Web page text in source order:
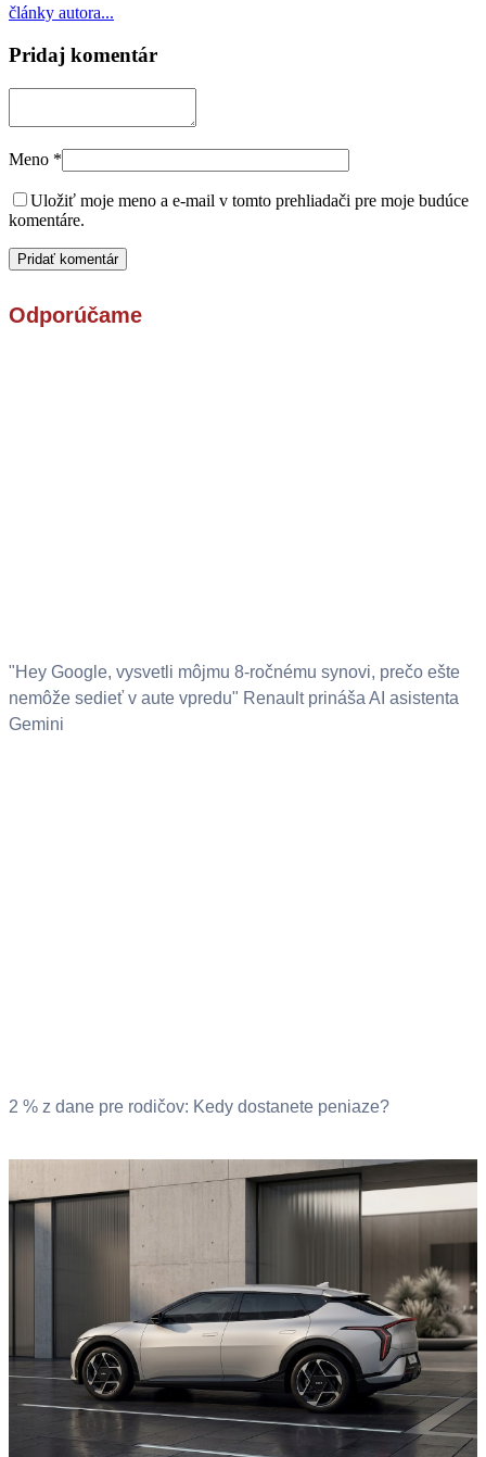
články autora...
Pridaj komentár
Meno *
Uložiť moje meno a e-mail v tomto prehliadači pre moje budúce
komentáre.
Odporúčame
"Hey Google, vysvetli môjmu 8-ročnému synovi, prečo ešte
nemôže sedieť v aute vpredu" Renault prináša AI asistenta
Gemini
2 % z dane pre rodičov: Kedy dostanete peniaze?